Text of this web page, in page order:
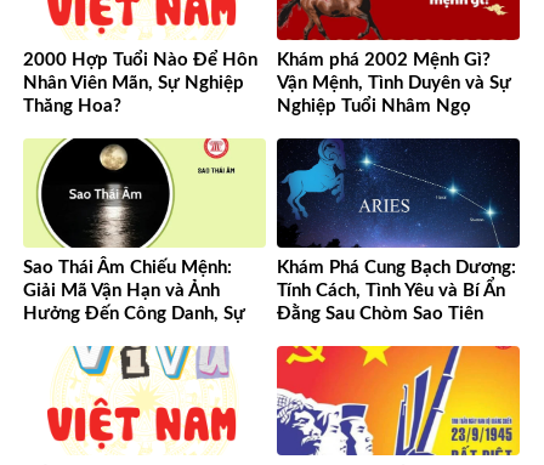
2000 Hợp Tuổi Nào Để Hôn
Nhân Viên Mãn, Sự Nghiệp
Thăng Hoa?
Khám phá 2002 Mệnh Gì?
Vận Mệnh, Tình Duyên và Sự
Nghiệp Tuổi Nhâm Ngọ
Sao Thái Âm Chiếu Mệnh:
Giải Mã Vận Hạn và Ảnh
Hưởng Đến Công Danh, Sự
Khám Phá Cung Bạch Dương:
Tính Cách, Tình Yêu và Bí Ẩn
Đằng Sau Chòm Sao Tiên